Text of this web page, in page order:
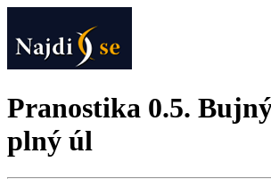
Pranostika 0.5.
plný úl